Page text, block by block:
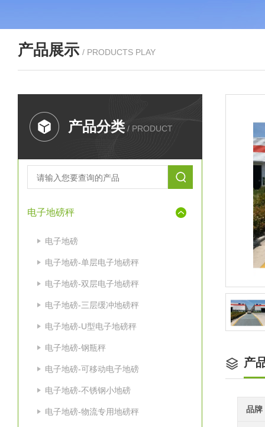
产品展示 / PRODUCTS PLAY
产品分类 / PRODUCT
电子地磅秤
电子地磅
电子地磅-单层电子地磅秤
电子地磅-双层电子地磅秤
电子地磅-三层缓冲地磅秤
电子地磅-U型电子地磅秤
电子地磅-钢瓶秤
电子地磅-可移动电子地磅
电子地磅-不锈钢小地磅
电子地磅-物流专用地磅秤
产
品牌